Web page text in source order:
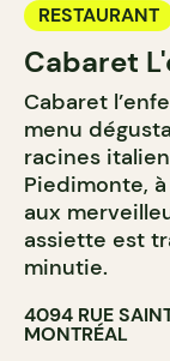
RESTAURANT
Cabaret
Cabaret
menu
racines
Piedimonte,
aux
assiette est
minutie.
4094 RUE
MONTRÉAL